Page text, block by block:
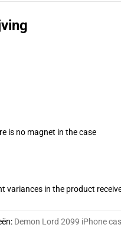
is no magnet in the case
variances in the product
: Demon Lord 2099 iPhone